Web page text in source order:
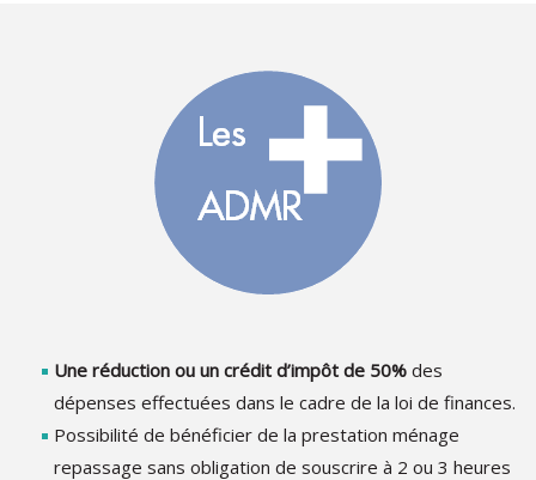
Une réduction ou un crédit d’impôt de 50% des
dépenses effectuées dans le cadre de la loi de finances.
Possibilité de bénéficier de la prestation ménage
repassage sans obligation de souscrire à 2 ou 3 heures